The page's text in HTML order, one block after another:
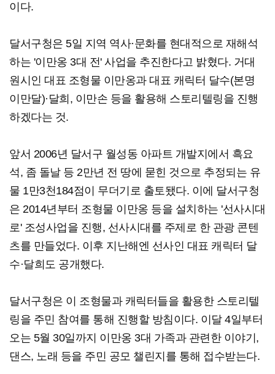
이다.
달서구청은 5일 지역 역사·문화를 현대적으로 재해석
하는 '이만옹 3대 전' 사업을 추진한다고 밝혔다. 거대
원시인 대표 조형물 이만옹과 대표 캐릭터 달수(본명
이만달)·달희, 이만손 등을 활용해 스토리텔링을 진행
하겠다는 것.
앞서 2006년 달서구 월성동 아파트 개발지에서 흑요
석, 좀 돌날 등 2만년 전 땅에 묻힌 것으로 추정되는 유
물 1만3천184점이 무더기로 출토됐다. 이에 달서구청
은 2014년부터 조형물 이만옹 등을 설치하는 '선사시대
로' 조성사업을 진행, 선사시대를 주제로 한 관광 콘텐
츠를 만들었다. 이후 지난해엔 선사인 대표 캐릭터 달
수·달희도 공개했다.
달서구청은 이 조형물과 캐릭터들을 활용한 스토리텔
링을 주민 참여를 통해 진행할 방침이다. 이달 4일부터
오는 5월 30일까지 이만옹 3대 가족과 관련한 이야기,
댄스, 노래 등을 주민 공모 챌린지를 통해 접수받는다.